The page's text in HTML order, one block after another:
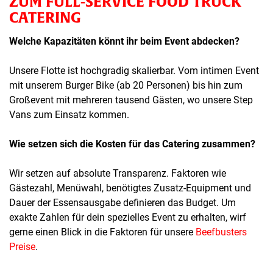
CATERING
Welche Kapazitäten könnt ihr beim Event abdecken?
Unsere Flotte ist hochgradig skalierbar. Vom intimen Event
mit unserem Burger Bike (ab 20 Personen) bis hin zum
Großevent mit mehreren tausend Gästen, wo unsere Step
Vans zum Einsatz kommen.
Wie setzen sich die Kosten für das Catering zusammen?
Wir setzen auf absolute Transparenz. Faktoren wie
Gästezahl, Menüwahl, benötigtes Zusatz-Equipment und
Dauer der Essensausgabe definieren das Budget. Um
exakte Zahlen für dein spezielles Event zu erhalten, wirf
gerne einen Blick in die Faktoren für unsere Beefbusters
Preise.